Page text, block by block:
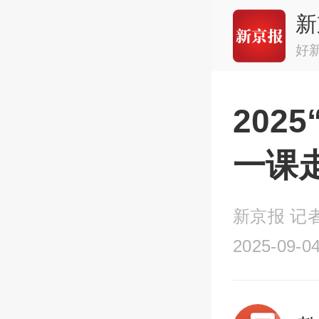
好
一课
新京报 记
2025-09-